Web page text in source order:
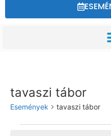
tavaszi tábor
Események tavaszi tábor